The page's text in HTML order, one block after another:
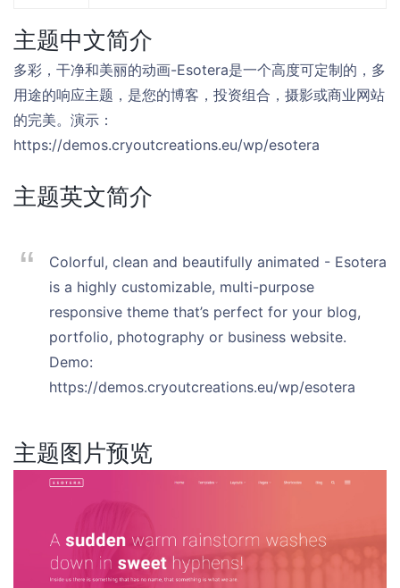
主题中文简介
多彩，干净和美丽的动画-Esotera是一个高度可定制的，多
用途的响应主题，是您的博客，投资组合，摄影或商业网站
的完美。演示：
https://demos.cryoutcreations.eu/wp/esotera
主题英文简介
Colorful, clean and beautifully animated - Esotera
is a highly customizable, multi-purpose
responsive theme that’s perfect for your blog,
portfolio, photography or business website.
Demo:
https://demos.cryoutcreations.eu/wp/esotera
主题图片预览